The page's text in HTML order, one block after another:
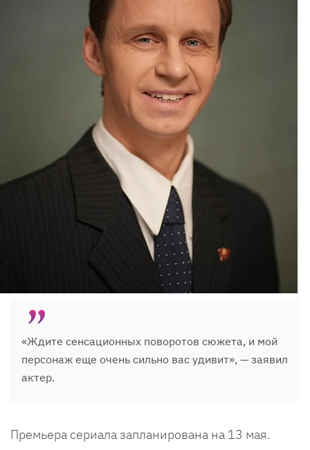
«Ждите сенсационных поворотов сюжета, и мой
персонаж еще очень сильно вас удивит», — заявил
актер.
Премьера сериала запланирована на 13 мая.